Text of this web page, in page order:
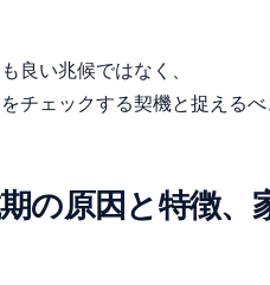
良い兆候ではなく、
チェックする契機と捉える
の原因と特徴、